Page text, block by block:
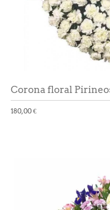
Corona floral
180,00 €